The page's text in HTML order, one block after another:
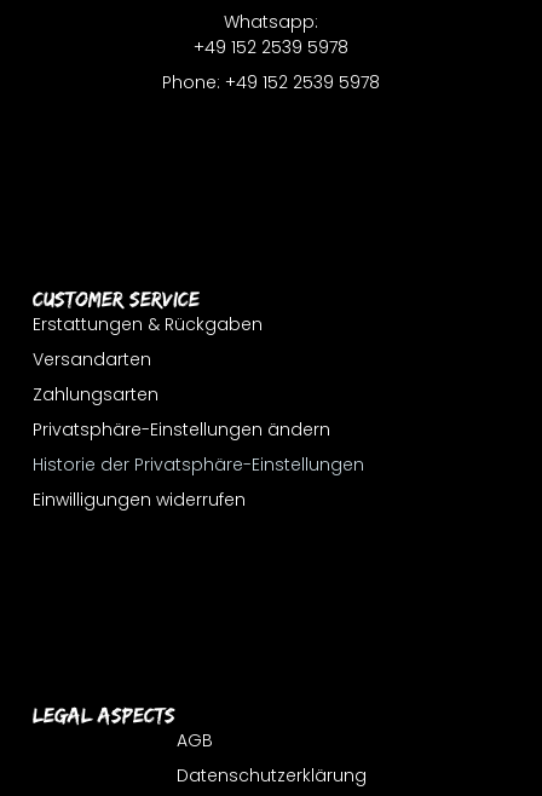
Customer Service
Erstattungen & Rückgaben
Versandarten
Zahlungsarten
Privatsphäre-Einstellungen ändern
Historie der Privatsphäre-Einstellungen
Einwilligungen widerrufen
Whatsapp:
+49 152 2539 5978
Phone: +49 152 2539 5978
Legal Aspects
AGB
Datenschutzerklärung